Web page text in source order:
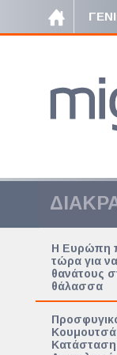
Η Ευρώπη
τώρα για
θανάτους
θάλασσα